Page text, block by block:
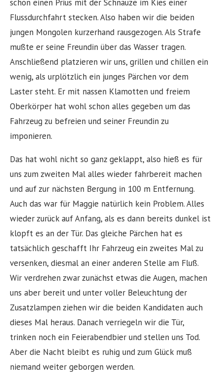
schon einen Prius mit der Schnauze im Kies einer
Flussdurchfahrt stecken. Also haben wir die beiden
jungen Mongolen kurzerhand rausgezogen. Als Strafe
mußte er seine Freundin über das Wasser tragen.
Anschließend platzieren wir uns, grillen und chillen ein
wenig, als urplötzlich ein junges Pärchen vor dem
Laster steht. Er mit nassen Klamotten und freiem
Oberkörper hat wohl schon alles gegeben um das
Fahrzeug zu befreien und seiner Freundin zu
imponieren.
Das hat wohl nicht so ganz geklappt, also hieß es für
uns zum zweiten Mal alles wieder fahrbereit machen
und auf zur nächsten Bergung in 100 m Entfernung.
Auch das war für Maggie natürlich kein Problem. Alles
wieder zurück auf Anfang, als es dann bereits dunkel ist
klopft es an der Tür. Das gleiche Pärchen hat es
tatsächlich geschafft Ihr Fahrzeug ein zweites Mal zu
versenken, diesmal an einer anderen Stelle am Fluß.
Wir verdrehen zwar zunächst etwas die Augen, machen
uns aber bereit und unter voller Beleuchtung der
Zusatzlampen ziehen wir die beiden Kandidaten auch
dieses Mal heraus. Danach verriegeln wir die Tür,
trinken noch ein Feierabendbier und stellen uns Tod.
Aber die Nacht bleibt es ruhig und zum Glück muß
niemand weiter geborgen werden.